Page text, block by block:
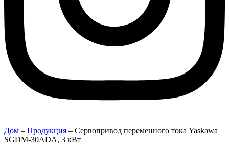
Дом – Продукция – Сервопривод переменного тока Yaskawa
SGDM-30ADA, 3 кВт